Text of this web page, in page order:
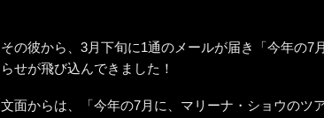
その彼から、3月下旬に1通のメールが届き「今年の7
らせが飛び込んできました！
文面からは、「今年の7月に、マリーナ・ショウのツ